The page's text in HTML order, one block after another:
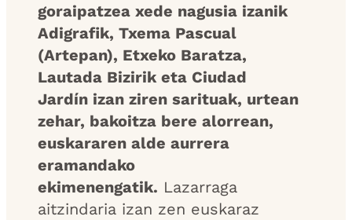
goraipatzea xede nagusia izanik
Adigrafik, Txema Pascual
(Artepan), Etxeko Baratza,
Lautada Bizirik eta Ciudad
Jardín izan ziren sarituak, urtean
zehar, bakoitza bere alorrean,
euskararen alde aurrera
eramandako
ekimenengatik. Lazarraga
aitzindaria izan zen euskaraz